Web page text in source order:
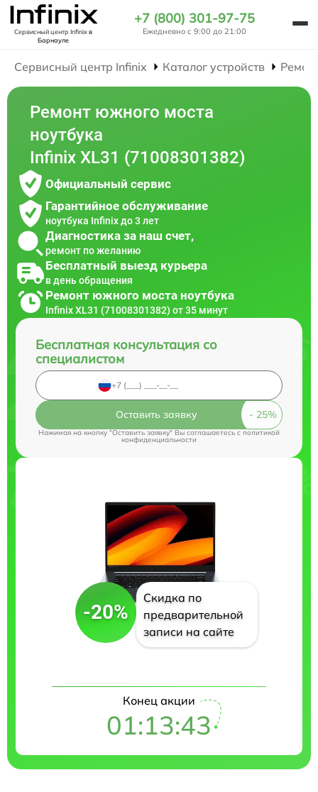
Сервисный центр Infinixв
Барнауле
+7 (800) 301-97-75
Ежедневно с 9:00 до 21:00
Сервисный центр Infinix Каталог устройств
Ремонт южного моста
ноутбука
Infinix XL31 (71008301382)
Официальный сервис
Гарантийное обслуживание
ноутбука Infinix до 3 лет
Диагностика за наш счет,
ремонт по желанию
Бесплатный выезд курьера
в день обращения
Ремонт южного моста ноутбука
Infinix XL31 (71008301382) от 35 минут
Бесплатная консультация со
специалистом
Оставить заявку
Нажимая на кнопку "Оставить заявку" Вы соглашаетесь cполитикой
конфиденциальности
-20%
Скидка по
предварительной
записи на сайте
Конец акции
01:13:42